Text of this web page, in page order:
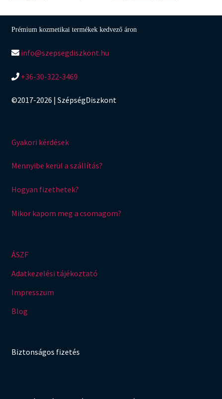
Prémium kozmetikai termékek kedvező áron
info@szepsegdiszkont.hu
+36-30-322-3469
©2017-2026 | SzépségDiszkont
Gyakori kérdések
Mennyibe kerül a szállítás?
Hogyan fizethetek?
Mikor kapom meg a csomagom?
ÁSZF
Adatkezelési tájékoztató
Impresszum
Blog
Biztonságos fizetés